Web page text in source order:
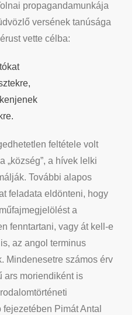
propagandamunkája
versének tanúsága
vette célba:
feltétele volt
„község”, a hívek lelki
További alapos
feladata eldönteni, hogy
a
fenntartani, vagy át kell-e
az angol terminus
Mindenesetre számos érv
ars moriendiként is
Pimát Antal